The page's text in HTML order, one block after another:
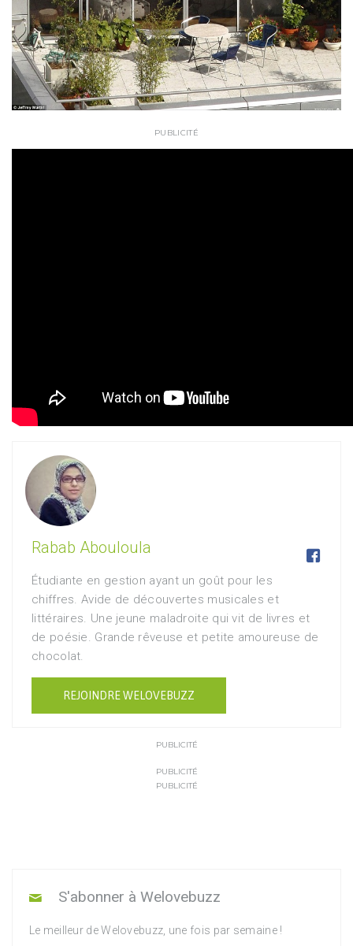
PUBLICITÉ
Rabab Abouloula 
Étudiante en gestion ayant un goût pour les
chiffres. Avide de découvertes musicales et
littéraires. Une jeune maladroite qui vit de livres et
de poésie. Grande rêveuse et petite amoureuse de
chocolat.
REJOINDRE WELOVEBUZZ
PUBLICITÉ
PUBLICITÉ
PUBLICITÉ
S'abonner à Welovebuzz
Le meilleur de Welovebuzz, une fois par semaine !